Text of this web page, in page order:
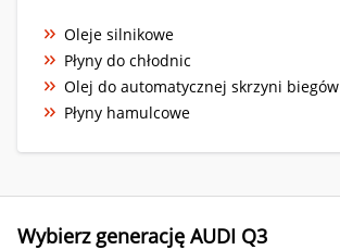
Oleje silnikowe
Płyny do chłodnic
Olej do automatycznej skrzyni biegów
Płyny hamulcowe
Wybierz generację AUDI Q3